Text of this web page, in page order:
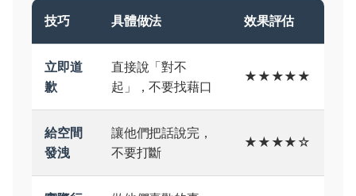
技巧 具體做法 效果評估
立即道
歉
直接說「對不
起」，不要找藉口
★★★★★
給空間
發洩
讓他們把話說完，
不要打斷
★★★★☆